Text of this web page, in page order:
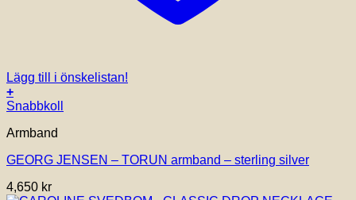
Lägg till i önskelistan!
+
Den
produkten
flera
De
Snabbkoll
Armband
GEORG JENSEN – TORUN armband – sterling silver
4,650 kr